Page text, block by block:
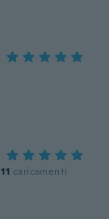
11 caricamenti